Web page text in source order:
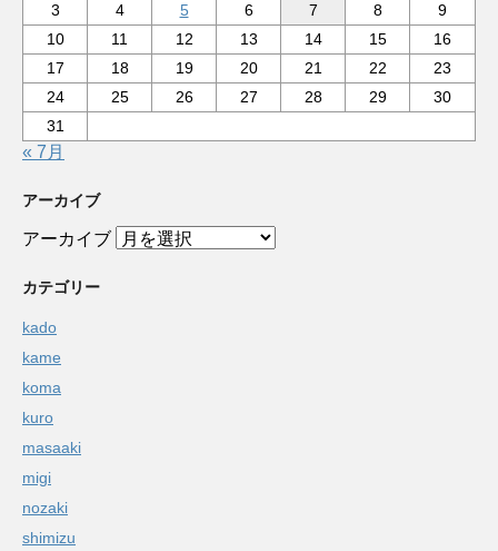
3
4 5 6 7 8
9
10
11 12 13 14 15
16
17
18 19 20 21 22
23
24
25 26 27 28 29
30
31
« 7月
アーカイブ
アーカイブ
カテゴリー
kado
kame
koma
kuro
masaaki
migi
nozaki
shimizu